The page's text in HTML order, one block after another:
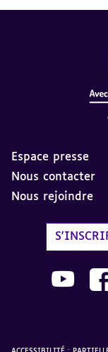
Espace presse
Nous contacter
Nous rejoindre
Nous